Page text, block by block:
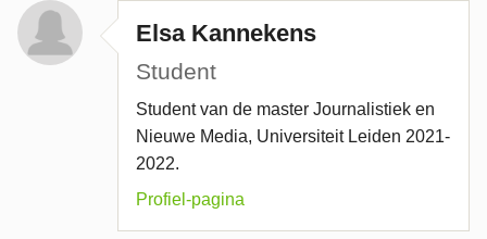
Elsa Kannekens
Student
Student van de master Journalistiek en
Nieuwe Media, Universiteit Leiden 2021-
2022.
Profiel-pagina